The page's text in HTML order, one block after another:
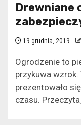
Drewniane
19 grudnia, 2019
Ogrodzenie to
przykuwa
prezentowało
czasu.